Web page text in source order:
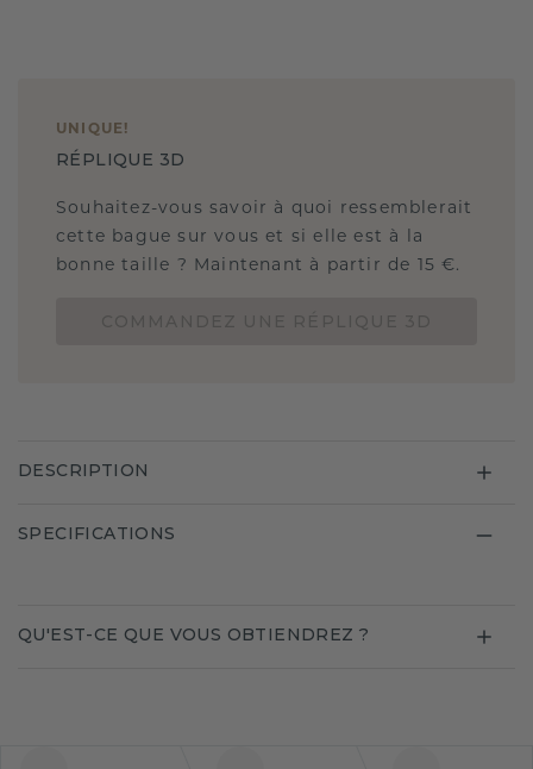
UNIQUE !
RÉPLIQUE 3D
Souhaitez-vous savoir à quoi ressemblerait
cette bague sur vous et si elle est à la
bonne taille ? Maintenant à partir de 15 €.
DESCRIPTION
SPECIFICATIONS
QU'EST-CE QUE VOUS OBTIENDREZ ?